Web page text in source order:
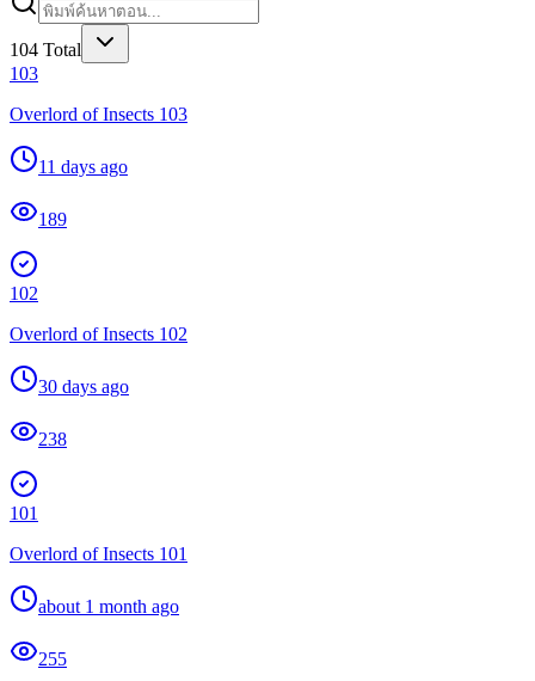
104 Total
103
Overlord of Insects 103
11 days ago
189
102
Overlord of Insects 102
30 days ago
238
101
Overlord of Insects 101
about 1 month ago
255